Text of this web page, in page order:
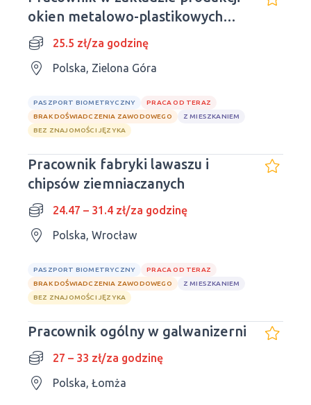
okien metalowo-plastikowych
ELWIZ25.5 zł/za godzinę
Polska, Zielona Góra
PASZPORT BIOMETRYCZNY
PRACA OD TERAZ
BRAK DOŚWIADCZENIA ZAWODOWEGO
Z MIESZKANIEM
BEZ ZNAJOMOŚCI JĘZYKA
Pracownik fabryki lawaszu i
chipsów ziemniaczanych
24.47 – 31.4 zł/za godzinę
Polska, Wrocław
PASZPORT BIOMETRYCZNY
PRACA OD TERAZ
BRAK DOŚWIADCZENIA ZAWODOWEGO
Z MIESZKANIEM
BEZ ZNAJOMOŚCI JĘZYKA
Pracownik ogólny w galwanizerni
27 – 33 zł/za godzinę
Polska, Łomża